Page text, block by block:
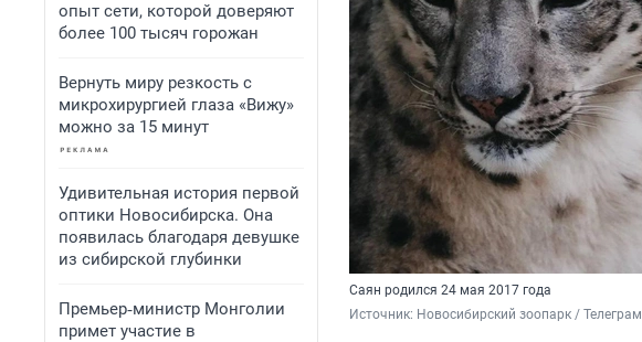
опыт сети, которой доверяют
более 100 тысяч горожан
Вернуть миру резкость с
микрохирургией глаза «Вижу»
можно за 15 минут
Удивительная история первой
оптики Новосибирска. Она
появилась благодаря девушке
из сибирской глубинки
Премьер‑министр Монголии
примет участие в
Саян родился 24 мая 2017 года
Источник: Новосибирский зоопарк / Телеграм